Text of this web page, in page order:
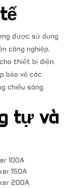
được sử dụng
công nghiệp,
thiết bị điện.
bảo vệ các
chiếu sáng.
tự và
100A
150A
200A